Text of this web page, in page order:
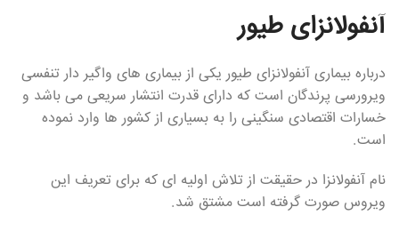
آنفولانزای طیور
درباره بیماری آنفولانزای طیور یکی از بیماری های واگیر دار تنفسی
ویرورسی پرندگان است که دارای قدرت انتشار سریعی می باشد و
خسارات اقتصادی سنگینی را به بسیاری از کشور ها وارد نموده
است.
نام آنفولانزا در حقیقت از تلاش اولیه ای که برای تعریف این
ویروس صورت گرفته است مشتق شد.